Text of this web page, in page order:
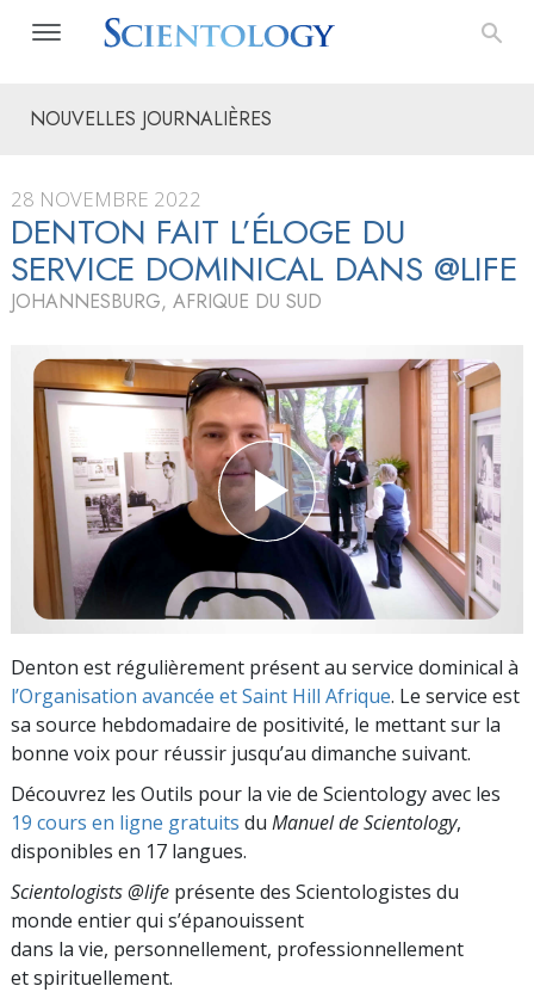
NOUVELLES JOURNALIÈRES
28 NOVEMBRE 2022
DENTON FAIT L’ÉLOGE DU
SERVICE DOMINICAL DANS @LIFE
JOHANNESBURG, AFRIQUE DU SUD
Denton est régulièrement présent au service dominical à
l’Organisation avancée et Saint Hill Afrique. Le service est
sa source hebdomadaire de positivité, le mettant sur la
bonne voix pour réussir jusqu’au dimanche suivant.
Découvrez les Outils pour la vie de Scientology avec les
19 cours en ligne gratuits du Manuel de Scientology,
disponibles en 17 langues.
Scientologists @life présente des Scientologistes du
monde entier qui s’épanouissent
dans la vie, personnellement, professionnellement
et spirituellement.